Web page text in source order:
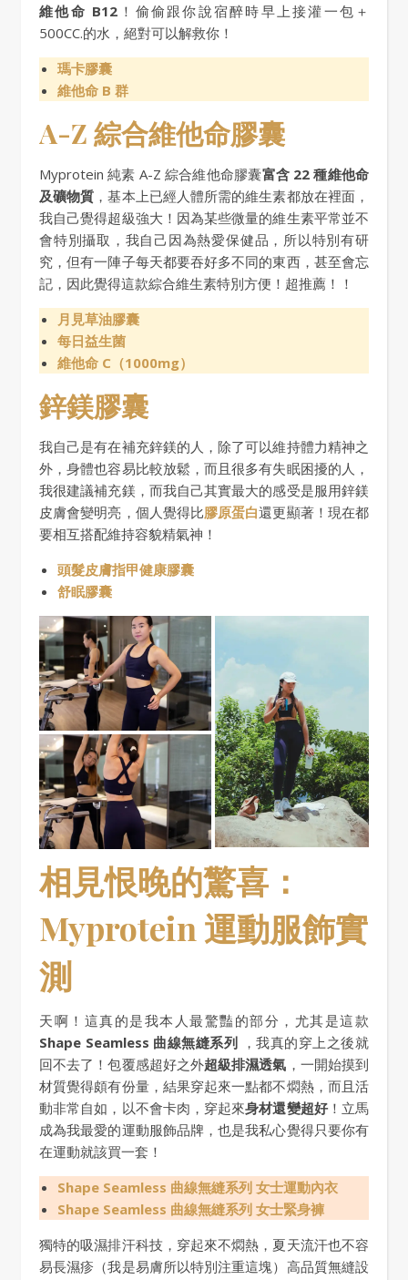
維他命 B12 ！偷偷跟你說宿醉時早上接灌一包＋
500CC.的水，絕對可以解救你！
瑪卡膠囊
維他命 B 群
A-Z 綜合維他命膠囊
Myprotein 純素 A-Z 綜合維他命膠囊富含 22 種維他命
及礦物質 ，基本上已經人體所需的維生素都放在裡面，
我自己覺得超級強大！因為某些微量的維生素平常並不
會特別攝取，我自己因為熱愛保健品，所以特別有研
究，但有一陣子每天都要吞好多不同的東西，甚至會忘
記，因此覺得這款綜合維生素特別方便！超推薦！！
月見草油膠囊
每日益生菌
維他命 C（1000mg）
鋅鎂膠囊
我自己是有在補充鋅鎂的人，除了可以維持體力精神之
外，身體也容易比較放鬆，而且很多有失眠困擾的人，
我很建議補充鎂，而我自己其實最大的感受是服用鋅鎂
皮膚會變明亮，個人覺得比膠原蛋白還更顯著！現在都
要相互搭配維持容貌精氣神！
頭髮皮膚指甲健康膠囊
舒眠膠囊
相見恨晚的驚喜：
Myprotein 運動服飾實
測
天啊！這真的是我本人最驚豔的部分，尤其是這款
Shape Seamless 曲線無縫系列 ，我真的穿上之後就
回不去了！包覆感超好之外超級排濕透氣 ，一開始摸到
材質覺得頗有份量，結果穿起來一點都不燜熱，而且活
動非常自如，以不會卡肉，穿起來身材還變超好！立馬
成為我最愛的運動服飾品牌，也是我私心覺得只要你有
在運動就該買一套！
Shape Seamless 曲線無縫系列 女士運動內衣
Shape Seamless 曲線無縫系列 女士緊身褲
獨特的吸濕排汗科技，穿起來不燜熱，夏天流汗也不容
易長濕疹（我是易膚所以特別注重這塊）高品質無縫設